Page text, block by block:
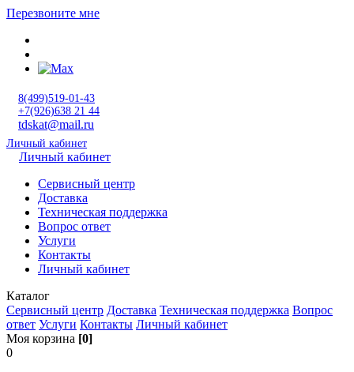
Перезвоните мне
8(499)519-01-43
+7(926)638 21 44
tdskat@mail.ru
Личный кабинет
Личный кабинет
Сервисный центр
Доставка
Техническая поддержка
Вопрос ответ
Услуги
Контакты
Личный кабинет
Каталог
Сервисный центр Доставка Техническая поддержка Вопрос
ответ Услуги Контакты Личный кабинет
Моя корзина [0]
0